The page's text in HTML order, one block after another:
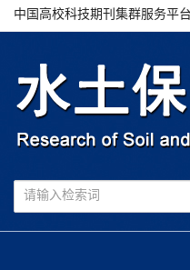
中国高校科技期刊集群服务平台